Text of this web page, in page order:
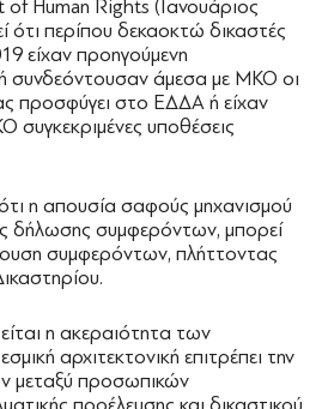
Human Rights (Ιανουάριος
ότι περίπου δεκαοκτώ δικαστές
είχαν προηγούμενη
ή συνδεόντουσαν άμεσα με ΜΚΟ οι
προσφύγει στο ΕΔΔΑ ή είχαν
συγκεκριμένες υποθέσεις
η απουσία σαφούς μηχανισμού
δήλωσης συμφερόντων, μπορεί
συμφερόντων, πλήττοντας
η ακεραιότητα των
αρχιτεκτονική επιτρέπει την
μεταξύ προσωπικών